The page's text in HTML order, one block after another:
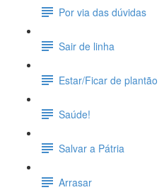
Por via das dúvidas
Sair de linha
Estar/Ficar de plantão
Saúde!
Salvar a Pátria
Arrasar